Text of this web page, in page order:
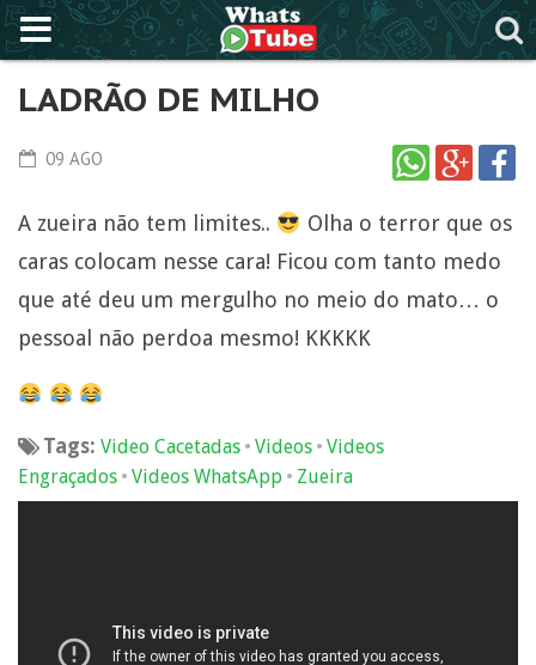
LADRÃO DE MILHO
09 AGO
A zueira não tem limites..
Olha o terror que os
caras colocam nesse cara! Ficou com tanto medo
que até deu um mergulho no meio do mato… o
pessoal não perdoa mesmo! KKKKK
Tags: Video Cacetadas • Videos • Videos
Engraçados • Videos WhatsApp • Zueira